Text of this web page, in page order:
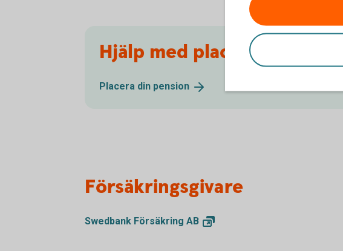
Hjälp med placering
Placera din pension
Försäkringsgivare
Swedbank Försäkring AB